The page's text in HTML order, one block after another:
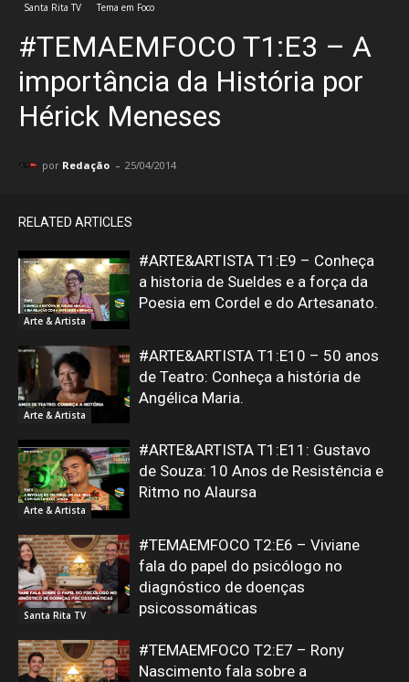
Santa Rita TV Tema em Foco
#TEMAEMFOCO T1:E3 – A
importância da História por
Hérick Meneses
por Redação - 25/04/2014
RELATED ARTICLES
Arte & Artista
#ARTE&ARTISTA T1:E9 – Conheça
a historia de Sueldes e a força da
Poesia em Cordel e do Artesanato.
Arte & Artista
#ARTE&ARTISTA T1:E10 – 50 anos
de Teatro: Conheça a história de
Angélica Maria.
Arte & Artista
#ARTE&ARTISTA T1:E11: Gustavo
de Souza: 10 Anos de Resistência e
Ritmo no Alaursa
Santa Rita TV
#TEMAEMFOCO T2:E6 – Viviane
fala do papel do psicólogo no
diagnóstico de doenças
psicossomáticas
#TEMAEMFOCO T2:E7 – Rony
Nascimento fala sobre a